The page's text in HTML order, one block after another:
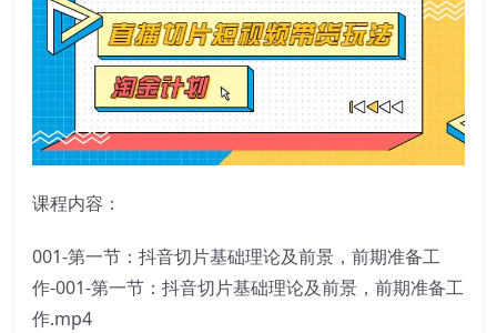
课程内容：
001-第一节：抖音切片基础理论及前景，前期准备工
作-001-第一节：抖音切片基础理论及前景，前期准备工
作.mp4